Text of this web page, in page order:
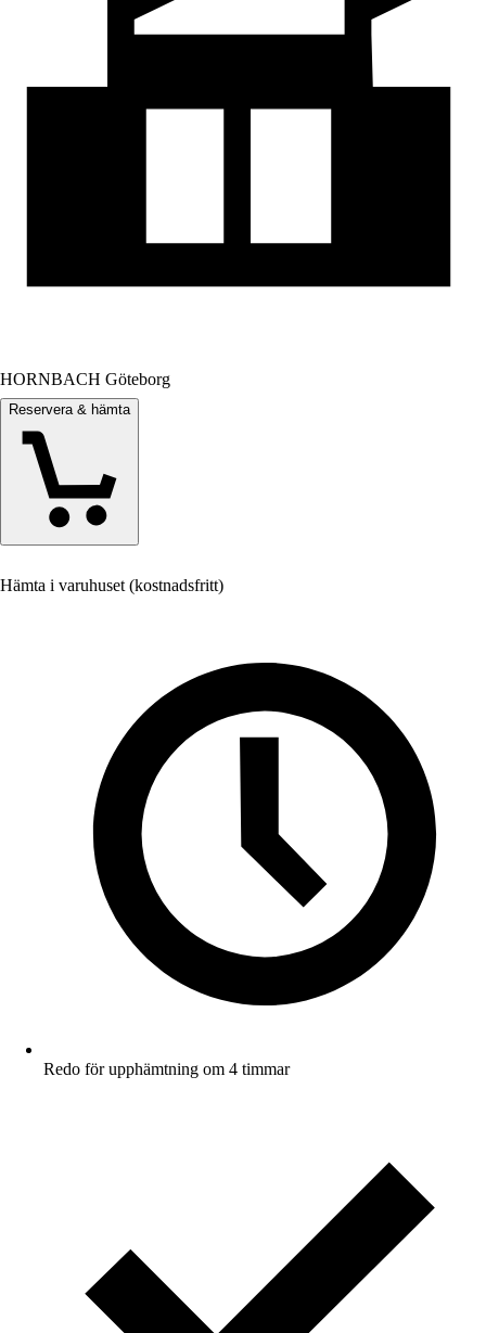
HORNBACH Göteborg
Reservera & hämta
Hämta i varuhuset (kostnadsfritt)
Redo för upphämtning om 4 timmar